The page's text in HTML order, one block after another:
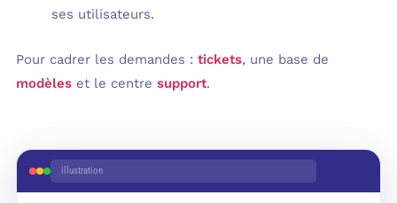
ses utilisateurs.
Pour cadrer les demandes : tickets, une base de
modèles et le centre support.
illustration